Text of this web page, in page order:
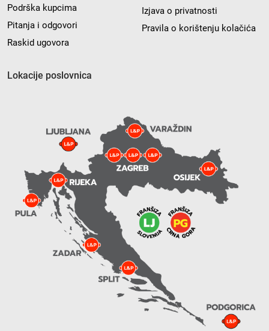
Podrška kupcima
Pitanja i odgovori
Raskid ugovora
Izjava o privatnosti
Pravila o korištenju kolačića
Lokacije poslovnica